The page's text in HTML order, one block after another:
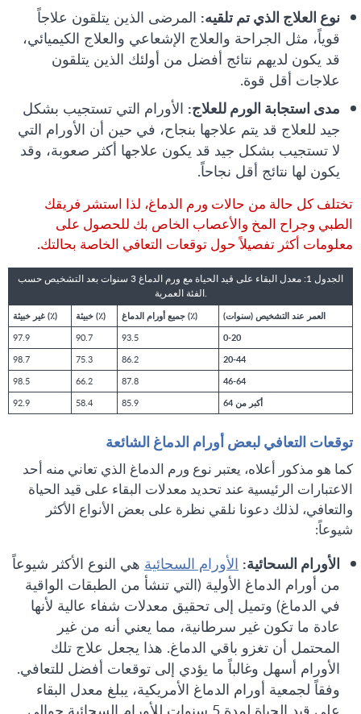
نوع العلاج الذي تم تلقيه: المرضى الذين يتلقون علاجاً
قوياً، مثل الجراحة والعلاج الإشعاعي والعلاج الكيميائي،
قد يكون لديهم نتائج أفضل من أولئك الذين يتلقون
علاجات أقل قوة.
مدى استجابة الورم للعلاج: الأورام التي تستجيب بشكل
جيد للعلاج قد يتم علاجها بنجاح، في حين أن الأورام التي
لا تستجيب بشكل جيد قد يكون علاجها أكثر صعوبة، وقد
يكون لها نتائج أقل نجاحاً.
تختلف كل حالة من حالات ورم الدماغ، لذا استشر فريقك
الطبي وجراح المخ والأعصاب الخاص بك للحصول على
معلومات أكثر تفصيلاً حول توقعات التعافي الخاصة بحالتك.
الجدول 1: معدل البقاء على قيد الحياة مع ورم الدماغ 3 سنوات بعد التشخيص حسب
الفئة العمرية.
غير خبيثة (٪) خبيثة (٪) جميع أورام الدماغ (٪)
العمر عند التشخيص (سنوات)
97.9
90.7 93.5
0-20
98.7
75.3 86.2
20-44
98.5
66.2 87.8
46-64
92.9
58.4 85.9 أكبر من 64
توقعات التعافي لبعض أورام الدماغ الشائعة
كما هو مذكور أعلاه، يعتبر نوع ورم الدماغ الذي تعاني منه أحد
الاعتبارات الرئيسية عند تحديد معدلات البقاء على قيد الحياة
والتعافي، لذلك دعونا نلقي نظرة على بعض الأنواع الأكثر
شيوعاً:
الأورام السحائية: الأورام السحائية هي النوع الأكثر شيوعاً
من أورام الدماغ الأولية (التي تنشأ من الطبقات الواقية
في الدماغ) وتميل إلى تحقيق معدلات شفاء عالية لأنها
عادة ما تكون غير سرطانية، مما يعني أنه من غير
المحتمل أن تغزو باقي الدماغ. هذا يجعل علاج تلك
الأورام أسهل وغالباً ما يؤدي إلى توقعات أفضل للتعافي.
وفقاً لجمعية أورام الدماغ الأمريكية، يبلغ معدل البقاء
على قيد الحياة لمدة 5 سنوات للأورام السحائية حوالي